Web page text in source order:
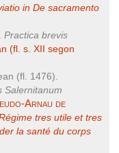
in De sacramento
Practica brevis
(fl. s. XII segon
(fl. 1476).
Salernitanum
Arnau de
tres utile et tres
la santé du corps